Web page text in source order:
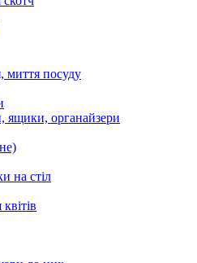
миття посуду
ящики, органайзери
на стіл